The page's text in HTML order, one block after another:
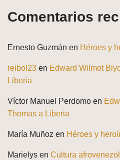
Comentarios
Ernesto Guzmán en Héroes y
reibol23 en Edward Wilmot
Liberia
Víctor Manuel Perdomo en
Thomas a Liberia
María Muñoz en Héroes y
Marielys en Cultura